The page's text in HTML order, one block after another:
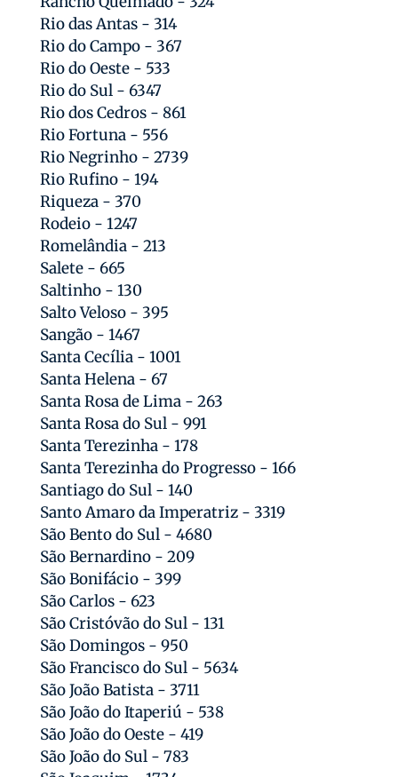
Rio das Antas - 314
Rio do Campo - 367
Rio do Oeste - 533
Rio do Sul - 6347
Rio dos Cedros - 861
Rio Fortuna - 556
Rio Negrinho - 2739
Rio Rufino - 194
Riqueza - 370
Rodeio - 1247
Romelândia - 213
Salete - 665
Saltinho - 130
Salto Veloso - 395
Sangão - 1467
Santa Cecília - 1001
Santa Helena - 67
Santa Rosa de Lima - 263
Santa Rosa do Sul - 991
Santa Terezinha - 178
Santa Terezinha do Progresso - 166
Santiago do Sul - 140
Santo Amaro da Imperatriz - 3319
São Bento do Sul - 4680
São Bernardino - 209
São Bonifácio - 399
São Carlos - 623
São Cristóvão do Sul - 131
São Domingos - 950
São Francisco do Sul - 5634
São João Batista - 3711
São João do Itaperiú - 538
São João do Oeste - 419
São João do Sul - 783